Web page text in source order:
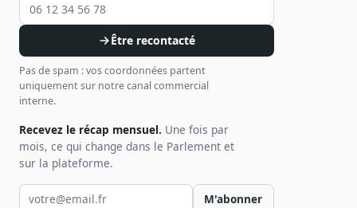
Être recontacté
Pas de spam : vos coordonnées partent
uniquement sur notre canal commercial
interne.
Recevez le récap mensuel. Une fois par
mois, ce qui change dans le Parlement et
sur la plateforme.
Votre email pour la newsletter
M'abonner